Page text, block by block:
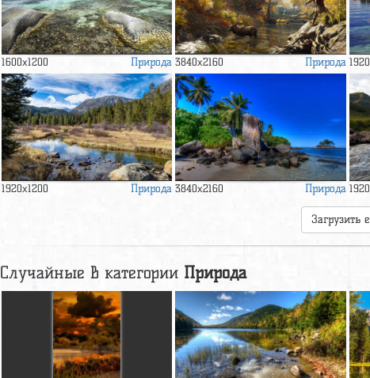
1600x1200 Природа 3840x2160 Природа
1920x1200 Природа 3840x2160 Природа
Загрузить
Случайные в категории Природа